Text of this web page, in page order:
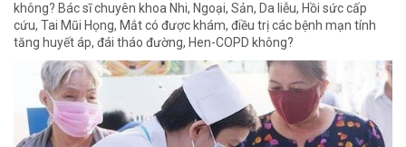
không? Bác sĩ chuyên khoa Nhi, Ngoại, Sản, Da liễu, Hồi sức cấp
cứu, Tai Mũi Họng, Mắt có được khám, điều trị các bệnh mạn tính
tăng huyết áp, đái tháo đường, Hen-COPD không?